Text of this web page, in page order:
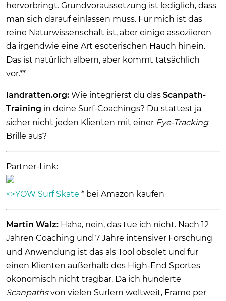
hervorbringt. Grundvoraussetzung ist lediglich, dass
man sich darauf einlassen muss. Für mich ist das
reine Naturwissenschaft ist, aber einige assoziieren
da irgendwie eine Art esoterischen Hauch hinein.
Das ist natürlich albern, aber kommt tatsächlich
vor.**
landratten.org: Wie integrierst du das Scanpath-
Training in deine Surf-Coachings? Du stattest ja
sicher nicht jeden Klienten mit einer Eye-Tracking
Brille aus?
Partner-Link:
<>YOW Surf Skate * bei Amazon kaufen
Martin Walz: Haha, nein, das tue ich nicht. Nach 12
Jahren Coaching und 7 Jahre intensiver Forschung
und Anwendung ist das als Tool obsolet und für
einen Klienten außerhalb des High-End Sportes
ökonomisch nicht tragbar. Da ich hunderte
Scanpathsvon vielen Surfern weltweit, Frame per